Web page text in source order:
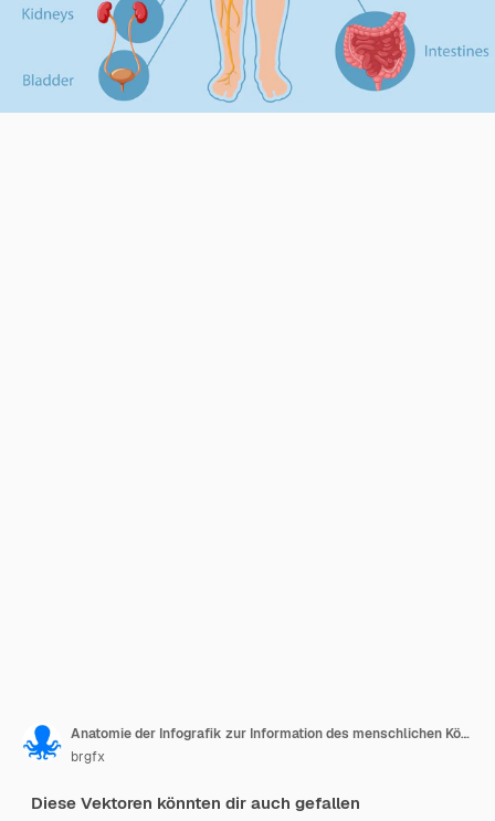
Anatomie der Infografik zur Information des menschlichen Körpers
brgfx
Diese Vektoren könnten dir auch gefallen